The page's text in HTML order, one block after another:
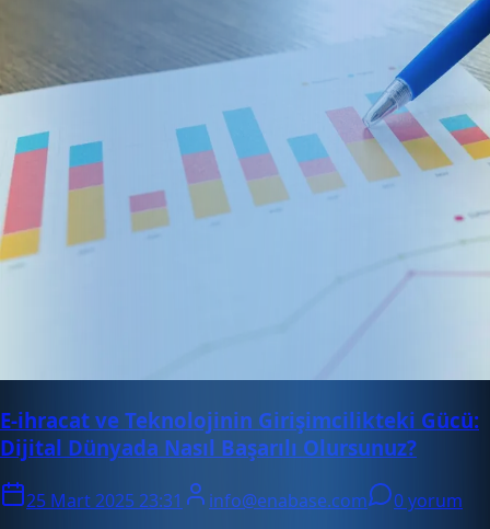
E-ihracat ve Teknolojinin Girişimcilikteki Gücü:
Dijital Dünyada Nasıl Başarılı Olursunuz?
25 Mart 2025 23:31 info@enabase.com
0 yorum